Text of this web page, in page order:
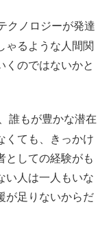
クノロジーが発達
ゃるような人間関
くのではないかと
誰もが豊かな潜在
くても、きっかけ
としての経験がも
い人は一人もいな
が足りないからだ